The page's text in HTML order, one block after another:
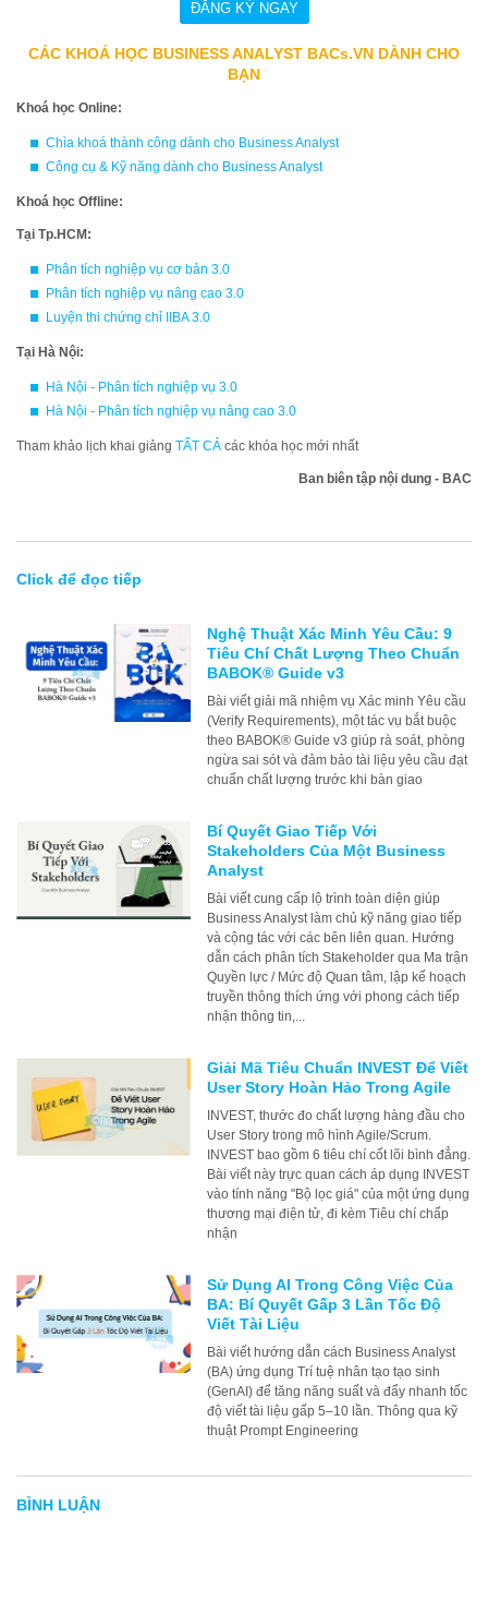
CÁC KHOÁ HỌC BUSINESS ANALYST BACs.VN DÀNH CHO
BẠN
Khoá học Online:
Chìa khoá thành công dành cho Business Analyst
Công cụ & Kỹ năng dành cho Business Analyst
Khoá học Offline:
Tại Tp.HCM:
Phân tích nghiệp vụ cơ bản 3.0
Phân tích nghiệp vụ nâng cao 3.0
Luyện thi chứng chỉ IIBA 3.0
Tại Hà Nội:
Hà Nội - Phân tích nghiệp vụ 3.0
Hà Nội - Phân tích nghiệp vụ nâng cao 3.0
Tham khảo lịch khai giảng TẤT CẢ các khóa học mới nhất
Ban biên tập nội dung - BAC
Click để đọc tiếp
Nghệ Thuật Xác Minh Yêu Cầu: 9
Tiêu Chí Chất Lượng Theo Chuẩn
BABOK® Guide v3
Bài viết giải mã nhiệm vụ Xác minh Yêu cầu
(Verify Requirements), một tác vụ bắt buộc
theo BABOK® Guide v3 giúp rà soát, phòng
ngừa sai sót và đảm bảo tài liệu yêu cầu đạt
chuẩn chất lượng trước khi bàn giao
Bí Quyết Giao Tiếp Với
Stakeholders Của Một Business
Analyst
Bài viết cung cấp lộ trình toàn diện giúp
Business Analyst làm chủ kỹ năng giao tiếp
và cộng tác với các bên liên quan. Hướng
dẫn cách phân tích Stakeholder qua Ma trận
Quyền lực / Mức độ Quan tâm, lập kế hoạch
truyền thông thích ứng với phong cách tiếp
nhận thông tin,...
Giải Mã Tiêu Chuẩn INVEST Để Viết
User Story Hoàn Hảo Trong Agile
INVEST, thước đo chất lượng hàng đầu cho
User Story trong mô hình Agile/Scrum.
INVEST bao gồm 6 tiêu chí cốt lõi bình đẳng.
Bài viết này trực quan cách áp dụng INVEST
vào tính năng "Bộ lọc giá" của một ứng dụng
thương mại điện tử, đi kèm Tiêu chí chấp
nhận
Sử Dụng AI Trong Công Việc Của
BA: Bí Quyết Gấp 3 Lần Tốc Độ
Viết Tài Liệu
Bài viết hướng dẫn cách Business Analyst
(BA) ứng dụng Trí tuệ nhân tạo tạo sinh
(GenAI) để tăng năng suất và đẩy nhanh tốc
độ viết tài liệu gấp 5–10 lần. Thông qua kỹ
thuật Prompt Engineering
BÌNH LUẬN